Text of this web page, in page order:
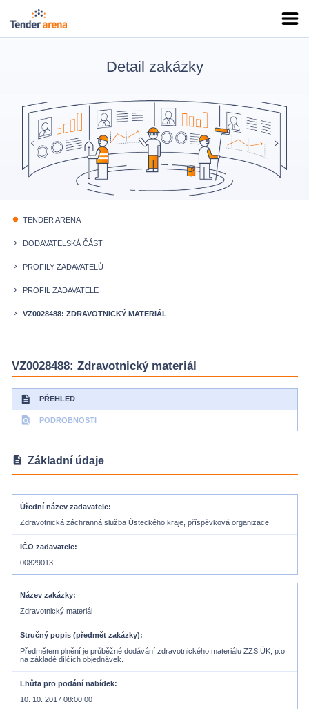
Detail zakázky
fiber_manual_record TENDER ARENA
keyboard_arrow_right DODAVATELSKÁ ČÁST
keyboard_arrow_right PROFILY ZADAVATELŮ
keyboard_arrow_right PROFIL ZADAVATELE
keyboard_arrow_right VZ0028488: ZDRAVOTNICKÝ MATERIÁL
VZ0028488: Zdravotnický materiál
description PŘEHLED
find_in_page PODROBNOSTI
description Základní údaje
Úřední název zadavatele
Zdravotnická záchranná služba Ústeckého kraje, příspěvková organizace
IČO zadavatele
00829013
Název zakázky
Zdravotnický materiál
Stručný popis (předmět zakázky)
Předmětem plnění je průběžné dodávání zdravotnického materiálu ZZS ÚK, p.o.
na základě dílčích objednávek.
Lhůta pro podání nabídek
10. 10. 2017 08:00:00